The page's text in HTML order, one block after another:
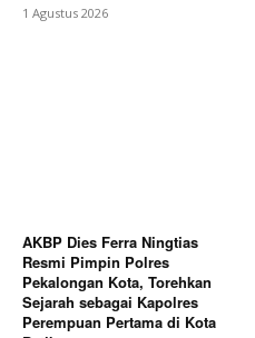
1 Agustus 2026
AKBP Dies Ferra Ningtias
Resmi Pimpin Polres
Pekalongan Kota, Torehkan
Sejarah sebagai Kapolres
Perempuan Pertama di Kota